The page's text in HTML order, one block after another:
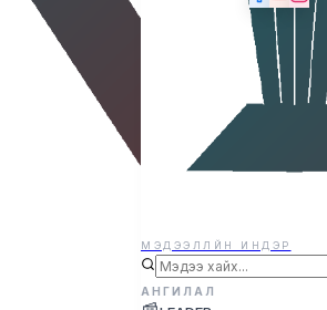
МЭДЭЭЛЛЙН ИНДЭР
АНГИЛАЛ